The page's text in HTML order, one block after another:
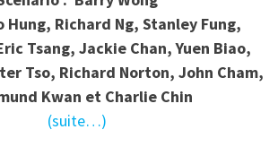
Hung, Richard Ng, Stanley Fung,
Tsang, Jackie Chan, Yuen Biao,
Tso, Richard Norton, John Cham,
Kwan et Charlie Chin
(suite…)